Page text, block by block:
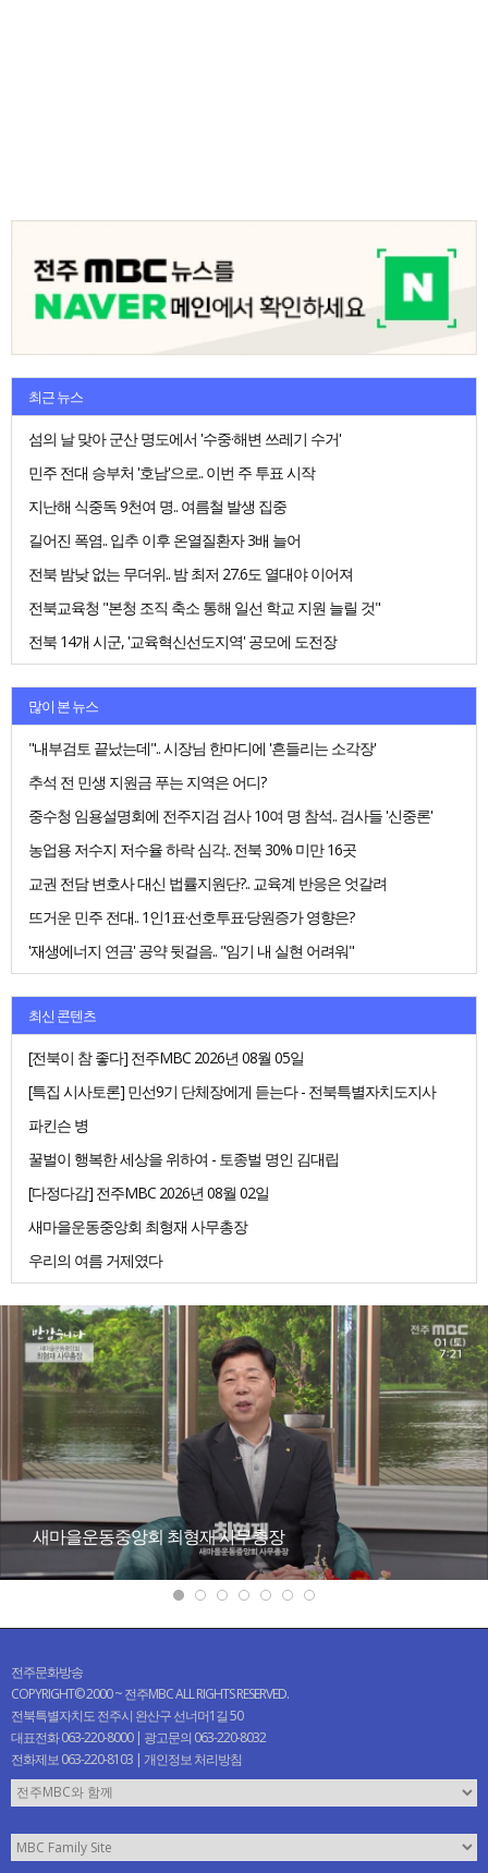
최근 뉴스
섬의 날 맞아 군산 명도에서 '수중·해변 쓰레기 수거'
민주 전대 승부처 '호남'으로.. 이번 주 투표 시작
지난해 식중독 9천여 명.. 여름철 발생 집중
길어진 폭염.. 입추 이후 온열질환자 3배 늘어
전북 밤낮 없는 무더위.. 밤 최저 27.6도 열대야 이어져
전북교육청 "본청 조직 축소 통해 일선 학교 지원 늘릴 것"
전북 14개 시군, '교육혁신선도지역' 공모에 도전장
많이 본 뉴스
"내부검토 끝났는데".. 시장님 한마디에 '흔들리는 소각장'
추석 전 민생 지원금 푸는 지역은 어디?
중수청 임용설명회에 전주지검 검사 10여 명 참석.. 검사들 '신중론'
농업용 저수지 저수율 하락 심각.. 전북 30% 미만 16곳
교권 전담 변호사 대신 법률지원단?.. 교육계 반응은 엇갈려
뜨거운 민주 전대.. 1인1표·선호투표·당원증가 영향은?
'재생에너지 연금' 공약 뒷걸음.. "임기 내 실현 어려워"
최신 콘텐츠
[전북이 참 좋다] 전주MBC 2026년 08월 05일
[특집 시사토론] 민선9기 단체장에게 듣는다 - 전북특별자치도지사
파킨슨 병
꿀벌이 행복한 세상을 위하여 - 토종벌 명인 김대립
[다정다감] 전주MBC 2026년 08월 02일
새마을운동중앙회 최형재 사무총장
우리의 여름 거제였다
새마을운동중앙회 최형재 사무총장
전주문화방송
COPYRIGHT© 2000 ~ 전주MBC ALL RIGHTS RESERVED.
전북특별자치도 전주시 완산구 선너머1길 50
대표전화 063-220-8000 | 광고문의 063-220-8032
전화제보 063-220-8103 | 개인정보 처리방침